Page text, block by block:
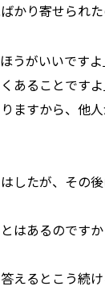
かり寄せられた
うがいいですよ
あることですよ
ますから、他
したが、その後
はあるのですか
えるとこう続け